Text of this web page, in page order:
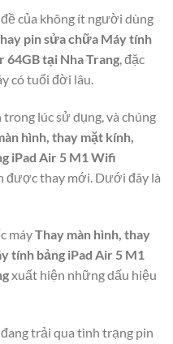
của không ít người dùng
pin sửa chữa Máy tính
64GB tại Nha Trang , đặc
có tuổi đời lâu.
lúc sử dụng, và chúng
hình, thay mặt kính,
iPad Air 5 M1 Wifi
được thay mới. Dưới đây là
máyThay màn hình, thay
tính bảng iPad Air 5 M1
xuất hiện những dấu hiệu
trải qua tình trạng pin